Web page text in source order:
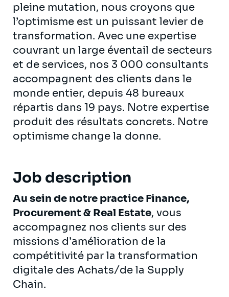
pleine mutation, nous croyons que
l’optimisme est un puissant levier de
transformation. Avec une expertise
couvrant un large éventail de secteurs
et de services, nos 3 000 consultants
accompagnent des clients dans le
monde entier, depuis 48 bureaux
répartis dans 19 pays. Notre expertise
produit des résultats concrets. Notre
optimisme change la donne.
Job description
Au sein de notre practice Finance,
Procurement & Real Estate, vous
accompagnez nos clients sur des
missions d’amélioration de la
compétitivité par la transformation
digitale des Achats/de la Supply
Chain.